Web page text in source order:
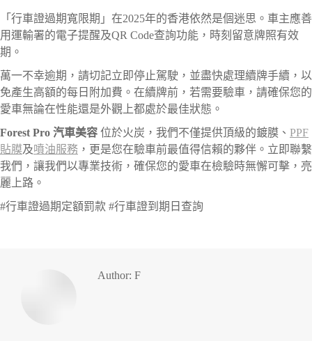
「行車證過期寬限期」在2025年的香港依然是個迷思。車主應善
用運輸署的電子提醒及QR Code查詢功能，時刻留意牌照有效
期。
萬一不幸逾期，請切記立即停止駕駛，並盡快處理續牌手續，以
免產生高額的每日附加費。在續牌前，若需要驗車，請確保您的
愛車無論在性能還是外觀上都處於最佳狀態。
Forest Pro 汽車美容 位於火炭，我們不僅提供頂級的鍍膜、 PPF
貼膜及噴油服務 ，更是您在驗車前最值得信賴的夥伴。立即聯繫
我們，讓我們以專業技術，確保您的愛車在檢驗時無懈可擊，亮
麗上路。
#行車證過期定額罰款 #行車證到期日查詢
Author: F